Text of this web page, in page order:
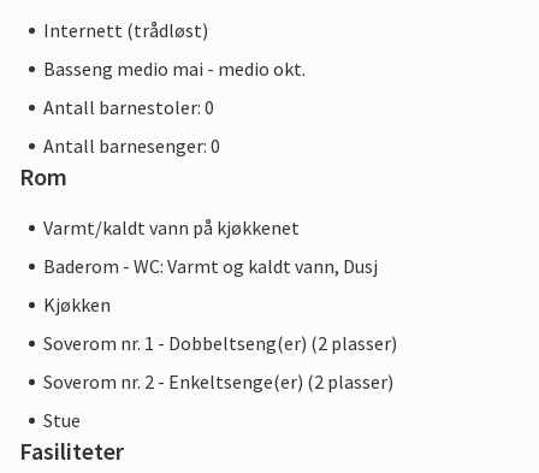
Internett (trådløst)
Basseng medio mai - medio okt.
Antall barnestoler: 0
Antall barnesenger: 0
Rom
Varmt/kaldt vann på kjøkkenet
Baderom - WC: Varmt og kaldt vann, Dusj
Kjøkken
Soverom nr. 1 - Dobbeltseng(er) (2 plasser)
Soverom nr. 2 - Enkeltsenge(er) (2 plasser)
Stue
Fasiliteter